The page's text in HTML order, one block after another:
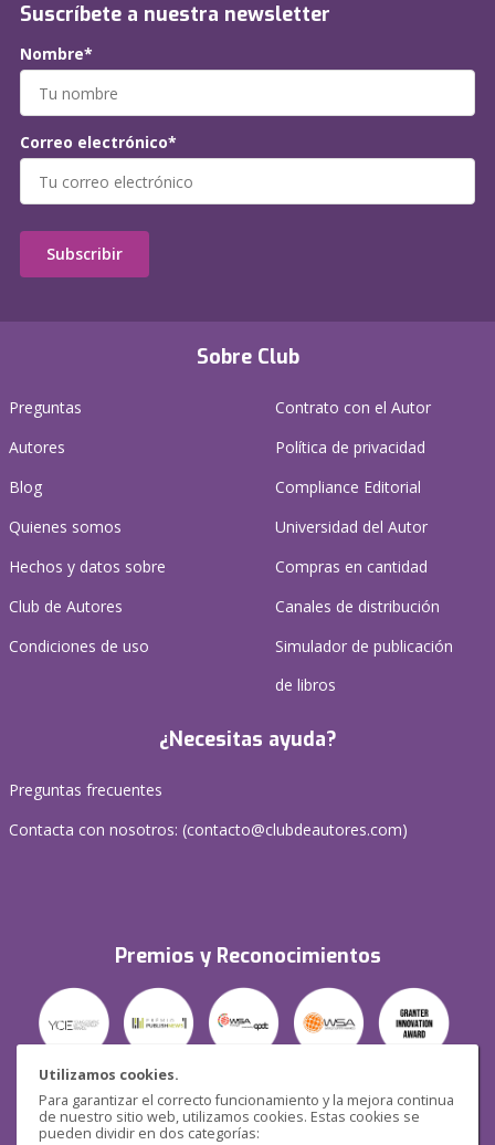
Utilizamos cookies.
Para garantizar el correcto funcionamiento y la mejora continua
de nuestro sitio web, utilizamos cookies. Estas cookies se
pueden dividir en dos categorías:
Sobre Club
Preguntas
Autores
Blog
Quienes somos
Hechos y datos sobre
Club de Autores
Condiciones de uso
Contrato con el Autor
Política de privacidad
Compliance Editorial
Universidad del Autor
Compras en cantidad
Canales de distribución
Simulador de publicación
de libros
¿Necesitas ayuda?
Preguntas frecuentes
Contacta con nosotros: (contacto@clubdeautores.com)
Premios y Reconocimientos
Seguridad
Suscríbete a nuestra newsletter
Nombre*
Correo electrónico*
Subscribir